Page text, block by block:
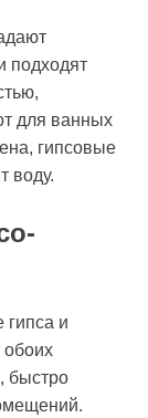
подходят
для ванных
гипсовые
воду.
гипса и
обоих
быстро